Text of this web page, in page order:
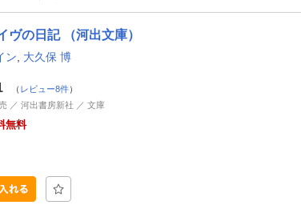
ヴの日記 （河出文庫）
ン 大久保 博
（ レビュー8件）
／ 河出書房新社 ／ 文庫
無料